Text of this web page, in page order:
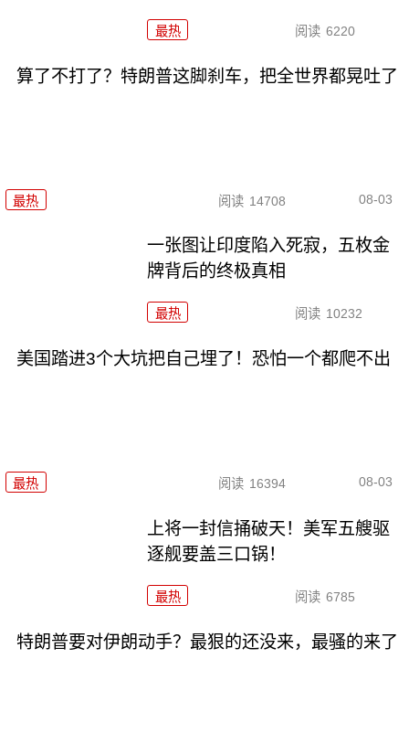
最热 阅读 6220
算了不打了？特朗普这脚刹车，把全世界都晃吐了
最热 阅读 14708 08-03
一张图让印度陷入死寂，五枚金
牌背后的终极真相
最热 阅读 10232
美国踏进3个大坑把自己埋了！恐怕一个都爬不出
最热 阅读 16394 08-03
上将一封信捅破天！美军五艘驱
逐舰要盖三口锅！
最热 阅读 6785
特朗普要对伊朗动手？最狠的还没来，最骚的来了